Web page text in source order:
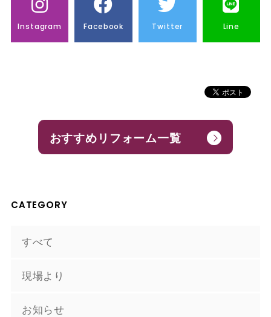
Instagram Facebook Twitter Line
おすすめリフォーム一覧
CATEGORY
すべて
現場より
お知らせ